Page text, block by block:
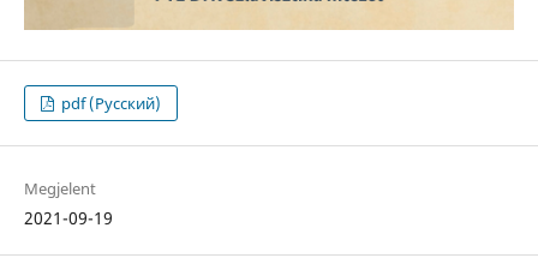
pdf (Русский)
Megjelent
2021-09-19